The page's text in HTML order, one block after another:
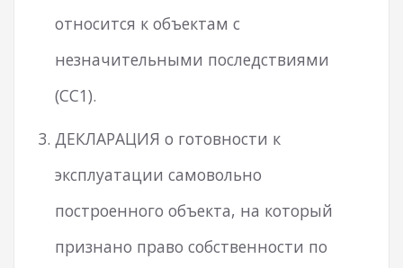
относится к объектам с
незначительными последствиями
(СС1).
ДЕКЛАРАЦИЯ о готовности к
эксплуатации самовольно
построенного объекта, на который
признано право собственности по